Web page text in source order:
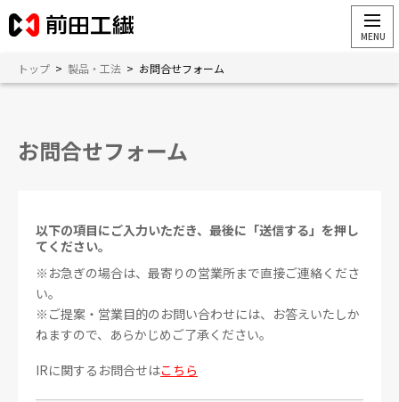
トップ > 製品・工法 > お問合せフォーム
お問合せフォーム
以下の項目にご入力いただき、最後に「送信する」を押し
てください。
※お急ぎの場合は、最寄りの営業所まで直接ご連絡くださ
い。
※ご提案・営業目的のお問い合わせには、お答えいたしか
ねますので、あらかじめご了承ください。
IRに関するお問合せはこちら